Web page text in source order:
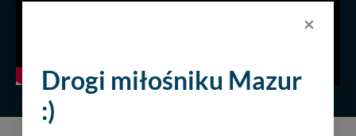
×
Drogi miłośniku Mazur
:)